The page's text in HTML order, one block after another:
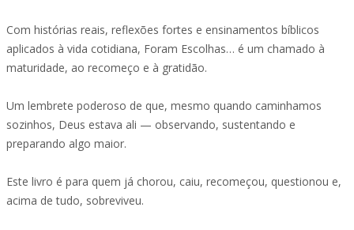
Com histórias reais, reflexões fortes e ensinamentos bíblicos
aplicados à vida cotidiana, Foram Escolhas… é um chamado à
maturidade, ao recomeço e à gratidão.
Um lembrete poderoso de que, mesmo quando caminham­os
sozinhos, Deus estava ali — observando, sustentando e
preparando algo maior.
Este livro é para quem já chorou, caiu, recomeçou, questionou e,
acima de tudo, sobreviveu.